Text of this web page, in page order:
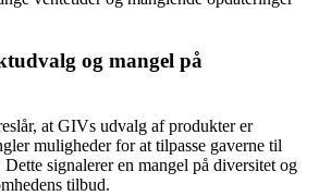
og mangel på
at GIVs udvalg af produkter er
muligheder for at tilpasse gaverne til
signalerer en mangel på diversitet og
tilbud.